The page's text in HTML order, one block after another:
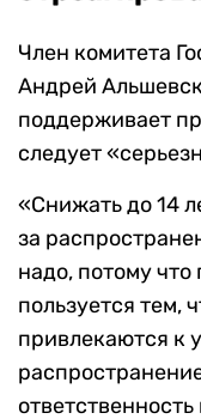
Член комитета
Андрей
поддерживает
следует
«Снижать до 14
за
надо, потому
пользуется тем,
привлекаются к